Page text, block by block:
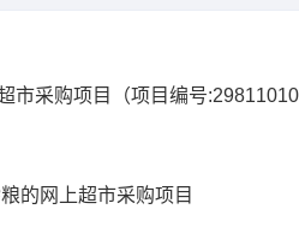
市采购项目 （项目编号:
的网上超市采购项目